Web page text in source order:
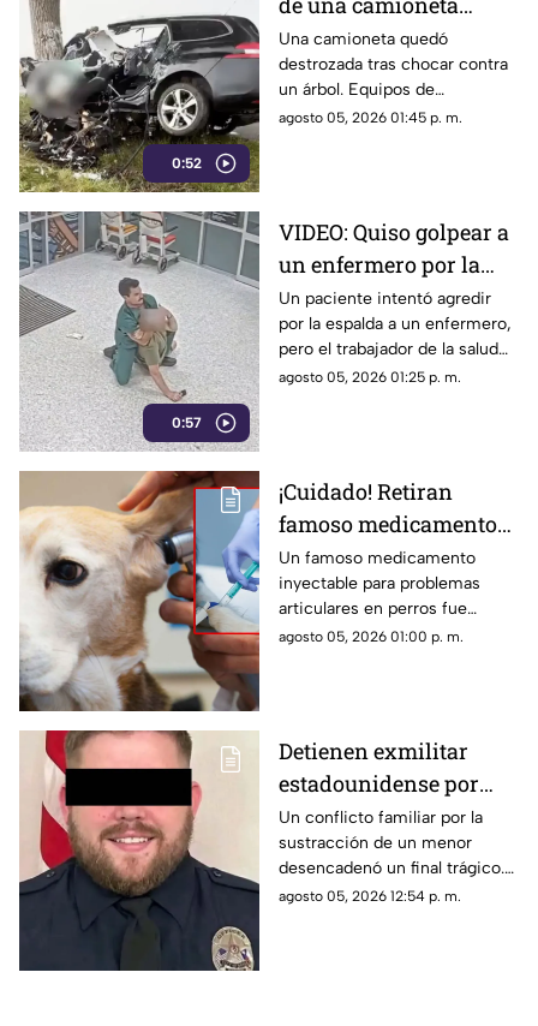
0:52
contra un árbol; quedó
completamente
destruida
Una camioneta quedó
destrozada tras chocar contra
un árbol. Equipos de
emergencia y peritos
agosto 05, 2026 01:45 p. m.
0:57
VIDEO: Quiso golpear a
un enfermero por la
espalda y terminó
sometido: no sabía que
era experto en artes
marciales
Un paciente intentó agredir
por la espalda a un enfermero,
pero el trabajador de la salud
usó artes marciales para
agosto 05, 2026 01:25 p. m.
¡Cuidado! Retiran
famoso medicamento
para perros por estar
contaminado con
VIDRIOS
Un famoso medicamento
inyectable para problemas
articulares en perros fue
retirado del mercado tras
agosto 05, 2026 01:00 p. m.
Detienen exmilitar
estadounidense por
presunto asesinato de
sus exsuegros y
excuñada en Coahuila
Un conflicto familiar por la
sustracción de un menor
desencadenó un final trágico.
El presunto agresor asesinó a
agosto 05, 2026 12:54 p. m.